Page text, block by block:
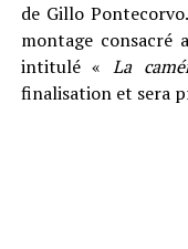
de Gillo
montage consacré
intitulé «La
finalisation et sera